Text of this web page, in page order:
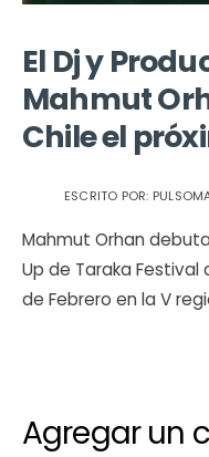
El Dj y
Mahmut
Chile el
ESCRITO POR:
Mahmut Orhan
Up de Taraka Festival
de Febrero en la V
Agregar un